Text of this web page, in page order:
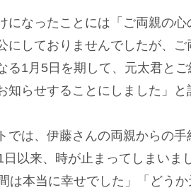
なったことには「ご両親の
にしておりませんでしたが、
る1月5日を期して、元太君と
知らせすることにしました」と
は、伊藤さんの両親からの
日以来、時が止まってしまいま
は本当に幸せでした」「どう